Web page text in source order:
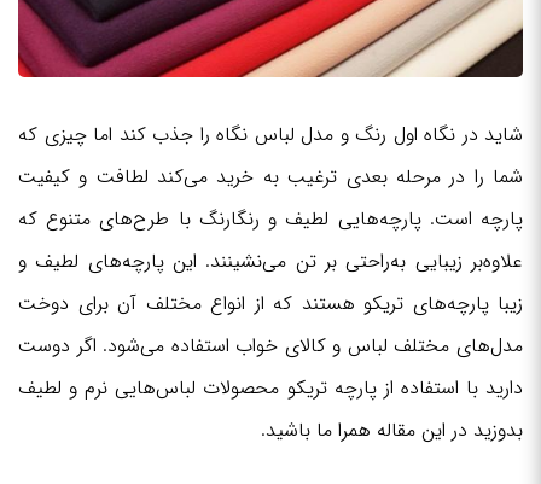
شاید در نگاه اول رنگ و مدل لباس نگاه را جذب کند اما چیزی که
شما را در مرحله بعدی ترغیب به خرید می‌کند لطافت و کیفیت
پارچه است. پارچه‌هایی لطیف و رنگارنگ با طرح‌های متنوع که
علاوه‌بر زیبایی به‌راحتی بر تن می‌نشینند. این پارچه‌های لطیف و
زیبا پارچه‌های تریکو هستند که از انواع مختلف آن برای دوخت
مدل‌های مختلف لباس و کالای خواب استفاده می‌شود. اگر دوست
دارید با استفاده از پارچه تریکو محصولات لباس‌هایی نرم و لطیف
بدوزید در این مقاله همرا ما باشید.